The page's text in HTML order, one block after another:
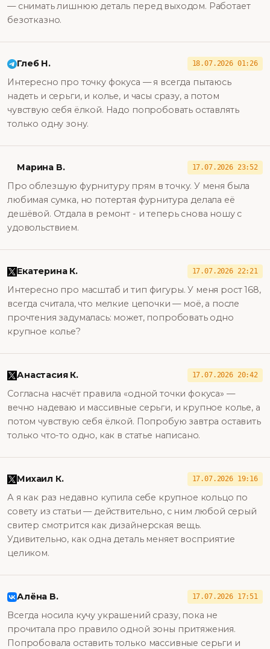
— снимать лишнюю деталь перед выходом. Работает
безотказно.
Глеб Н. 18.07.2026 01:26
Интересно про точку фокуса — я всегда пытаюсь
надеть и серьги, и колье, и часы сразу, а потом
чувствую себя ёлкой. Надо попробовать оставлять
только одну зону.
Марина В. 17.07.2026 23:52
Про облезшую фурнитуру прям в точку. У меня была
любимая сумка, но потертая фурнитура делала её
дешёвой. Отдала в ремонт - и теперь снова ношу с
удовольствием.
Екатерина К. 17.07.2026 22:21
Интересно про масштаб и тип фигуры. У меня рост 168,
всегда считала, что мелкие цепочки — моё, а после
прочтения задумалась: может, попробовать одно
крупное колье?
Анастасия К. 17.07.2026 20:42
Согласна насчёт правила «одной точки фокуса» —
вечно надеваю и массивные серьги, и крупное колье, а
потом чувствую себя ёлкой. Попробую завтра оставить
только что-то одно, как в статье написано.
Михаил К. 17.07.2026 19:16
А я как раз недавно купила себе крупное кольцо по
совету из статьи — действительно, с ним любой серый
свитер смотрится как дизайнерская вещь.
Удивительно, как одна деталь меняет восприятие
целиком.
Алёна В. 17.07.2026 17:51
Всегда носила кучу украшений сразу, пока не
прочитала про правило одной зоны притяжения.
Попробовала оставить только массивные серьги и